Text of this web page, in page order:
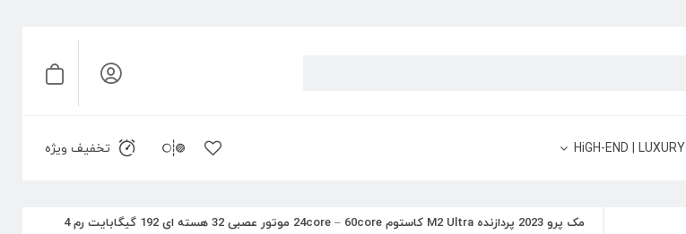
HiGH-END | LUXURY تخفیف ویژه
مک پرو 2023 پردازنده M2 Ultra کاستوم 24core – 60core موتور عصبی 32 هسته ای 192 گیگابایت رم 4